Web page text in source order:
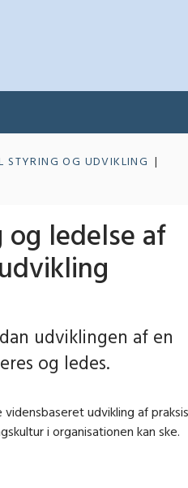
STYRING OG UDVIKLING
ledelse af
udviklingen af en
og ledes.
udvikling af
i organisationen kan ske.